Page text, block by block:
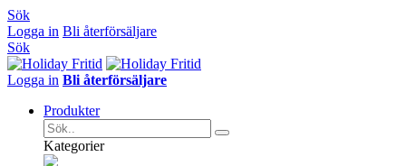
Sök
Logga in Bli återförsäljare
Sök
Logga in Bli återförsäljare
Produkter
Kategorier